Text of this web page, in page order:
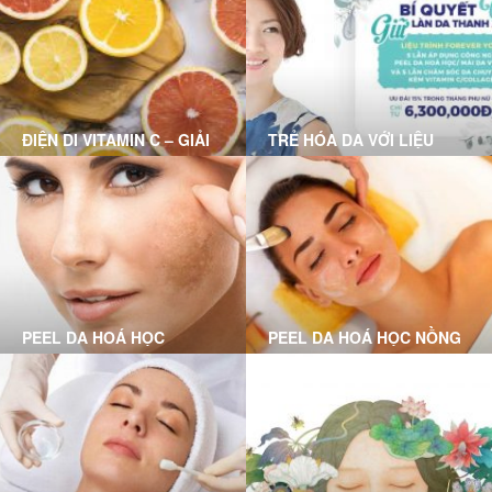
ĐIỆN DI VITAMIN C – GIẢI
PHÁP CHO LÀN DA HƯ
TỔN
TRẺ HÓA DA VỚI LIỆU
TRÌNH FOREVER YOUNG
PEEL DA HOÁ HỌC
CHUYÊN SÂU LÀ GÌ?
PEEL DA HOÁ HỌC NỒNG
ĐỘ VỪA LÀ GÌ?